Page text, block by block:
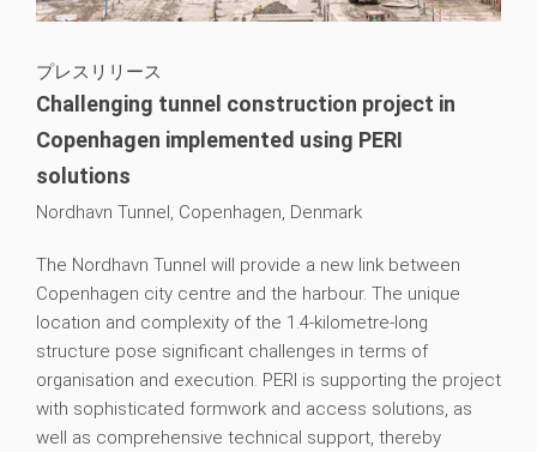
プレスリリース
Challenging tunnel construction project in
Copenhagen implemented using PERI
solutions
Nordhavn Tunnel, Copenhagen, Denmark
The Nordhavn Tunnel will provide a new link between
Copenhagen city centre and the harbour. The unique
location and complexity of the 1.4-kilometre-long
structure pose significant challenges in terms of
organisation and execution. PERI is supporting the project
with sophisticated formwork and access solutions, as
well as comprehensive technical support, thereby